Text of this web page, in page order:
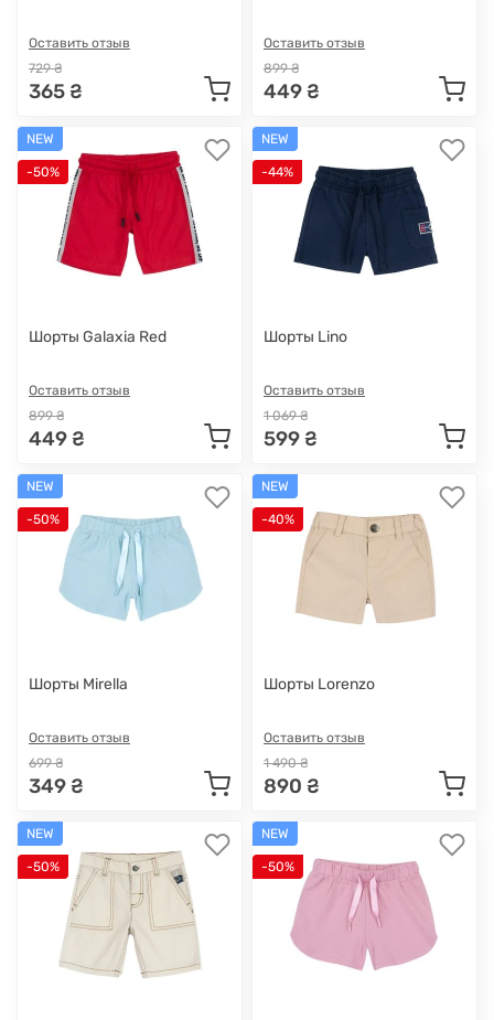
Оставить отзыв
729 ₴
365 ₴
Оставить отзыв
899 ₴
449 ₴
NEW
-50%
Шорты Galaxia Red
Оставить отзыв
899 ₴
449 ₴
NEW
-44%
Шорты Lino
Оставить отзыв
1 069 ₴
599 ₴
NEW
-50%
Шорты Mirella
Оставить отзыв
699 ₴
349 ₴
NEW
-40%
Шорты Lorenzo
Оставить отзыв
1 490 ₴
890 ₴
NEW
-50%
NEW
-50%